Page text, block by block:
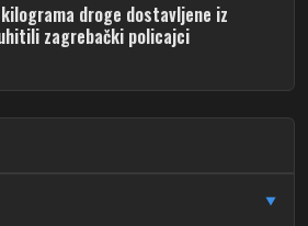
droge dostavljene iz
zagrebački policajci
▼